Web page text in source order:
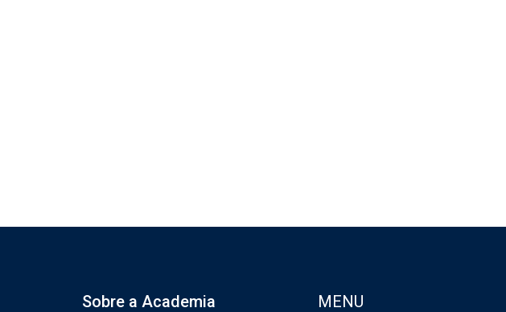
Sobre a Academia MENU